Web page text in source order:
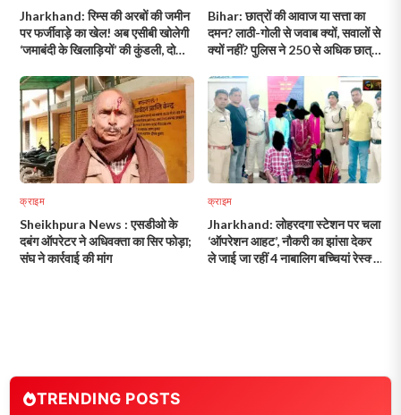
Jharkhand: रिम्स की अरबों की जमीन
पर फर्जीवाड़े का खेल! अब एसीबी खोलेगी
‘जमाबंदी के खिलाड़ियों’ की कुंडली, दो
Bihar: छात्रों की आवाज या सत्ता का
दमन? लाठी-गोली से जवाब क्यों, सवालों से
क्यों नहीं? पुलिस ने 250 से अधिक छात्रों
क्राइम
Sheikhpura News : एसडीओ के
दबंग ऑपरेटर ने अधिवक्ता का सिर फोड़ा;
संघ ने कार्रवाई की मांग
क्राइम
Jharkhand: लोहरदगा स्टेशन पर चला
‘ऑपरेशन आहट’, नौकरी का झांसा देकर
ले जाई जा रहीं 4 नाबालिग बच्चियां रेस्क्यू,
TRENDING POSTS